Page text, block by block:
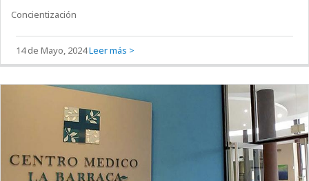
Concientización
14 de Mayo, 2024Leer más >